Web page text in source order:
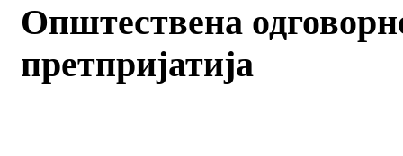
Општествена
претпријатија